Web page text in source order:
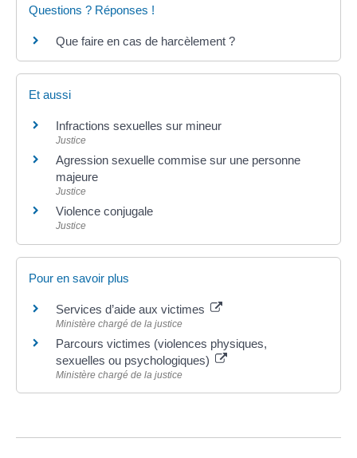
Questions ? Réponses !
Que faire en cas de harcèlement ?
Et aussi
Infractions sexuelles sur mineur
Justice
Agression sexuelle commise sur une personne
majeure
Justice
Violence conjugale
Justice
Pour en savoir plus
Services d’aide aux victimes
Ministère chargé de la justice
Parcours victimes (violences physiques,
sexuelles ou psychologiques)
Ministère chargé de la justice